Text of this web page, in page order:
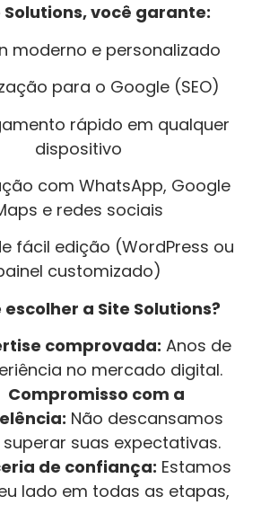
Solutions, você garante:
moderno e personalizado
para o Google (SEO)
rápido em qualquer
dispositivo
com WhatsApp, Google
e redes sociais
fácil edição (WordPress ou
customizado)
escolher a Site Solutions?
comprovada: Anos de
no mercado digital.
Compromisso com a
Não descansamos
suas expectativas.
de confiança: Estamos
lado em todas as etapas,